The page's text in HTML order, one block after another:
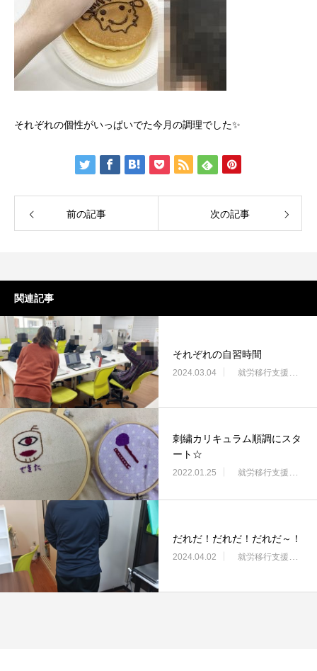
それぞれの個性がいっぱいでた今月の調理でした✨
前の記事 次の記事
関連記事
それぞれの自習時間
2024.03.04 就労移行支援・ニコサービス城東センター
刺繍カリキュラム順調にスタ
ート☆
2022.01.25 就労移行支援・ニコサービス城東センター
だれだ！だれだ！だれだ～！
2024.04.02 就労移行支援・ニコサービス城東センター